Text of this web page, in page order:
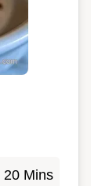
20 Mins